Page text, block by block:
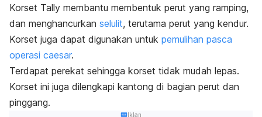
Korset Tally membantu membentuk perut yang ramping,
dan menghancurkan selulit, terutama perut yang kendur.
Korset juga dapat digunakan untuk pemulihan pasca
operasi caesar.
Terdapat perekat sehingga korset tidak mudah lepas.
Korset ini juga dilengkapi kantong di bagian perut dan
pinggang.
Iklan